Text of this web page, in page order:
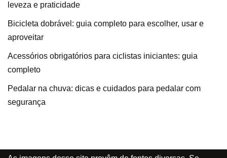
leveza e praticidade
Bicicleta dobrável: guia completo para escolher, usar e
aproveitar
Acessórios obrigatórios para ciclistas iniciantes: guia
completo
Pedalar na chuva: dicas e cuidados para pedalar com
segurança